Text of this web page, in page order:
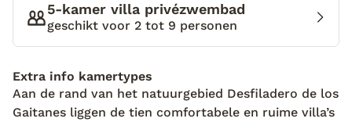
maken een quad-tour, mountainbiken en wandelen
door de prachtige natuur. Het ene moment word ik
minuten later valt mijn blik op gigantische
rotsformaties. Afwisseling genoeg! El Chorro is ook
‘the place to be’ voor liefhebbers van parapenten en
5-kamer villa privézwembad
geschikt voor 2 tot 9 personen
Extra info kamertypes
Aan de rand van het natuurgebied Desfiladero de los
Gaitanes liggen de tien comfortabele en ruime villa’s